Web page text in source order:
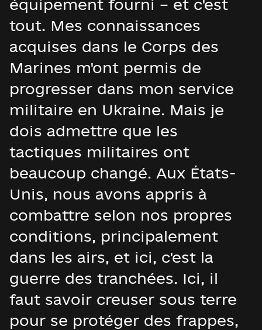
équipement fourni – et c'est
tout. Mes connaissances
acquises dans le Corps des
Marines m'ont permis de
progresser dans mon service
militaire en Ukraine. Mais je
dois admettre que les
tactiques militaires ont
beaucoup changé. Aux États-
Unis, nous avons appris à
combattre selon nos propres
conditions, principalement
dans les airs, et ici, c'est la
guerre des tranchées. Ici, il
faut savoir creuser sous terre
pour se protéger des frappes,